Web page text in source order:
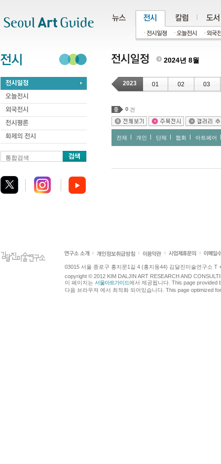
통합검색
2024년 8월
2023 01 02 03
0 건
전체 개인 단체 협회 아트페어
03015 서울 종로구 홍지문1길 4 (홍지동44) 김달진미술연구소 T
copyright © 2012 KIM DALJIN ART RESEARCH AND
이 페이지는 서울아트가이드에서 제공됩니다. This page provided
다음 브라우져 에서 최적화 되어있습니다. This page optimized